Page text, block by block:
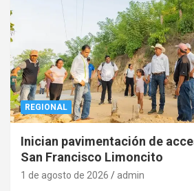
REGIONAL
Inician pavimentación de
San Francisco Limoncito
1 de agosto de 2026 admin